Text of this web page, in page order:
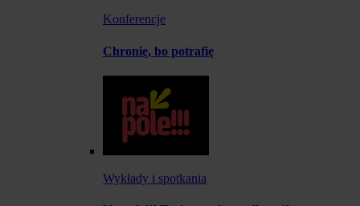
Konferencje
Chronię, bo potrafię
Wykłady i spotkania